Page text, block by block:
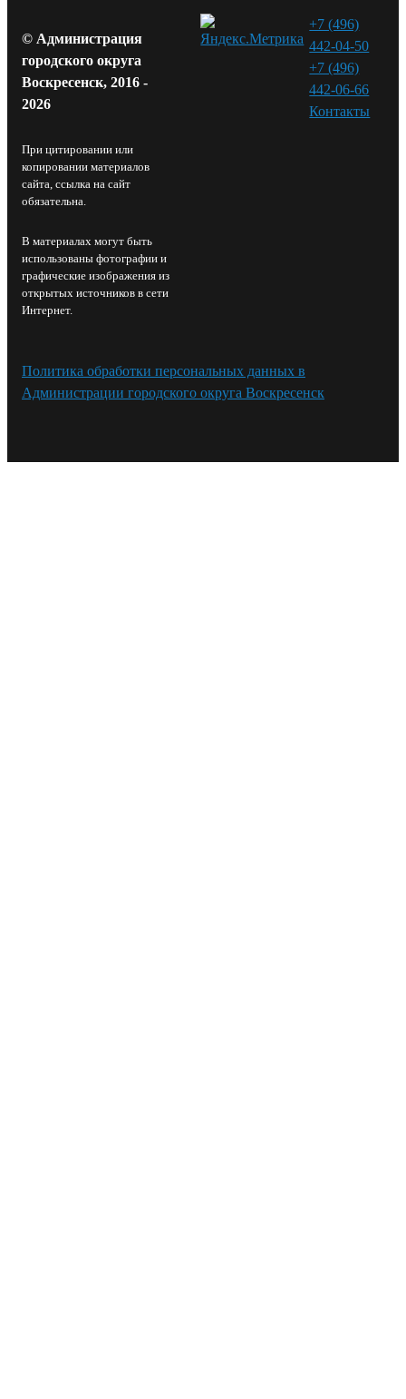
© Администрация
городского округа
Воскресенск, 2016 -
2026
При цитировании или
копировании материалов
сайта, ссылка на сайт
обязательна.
В материалах могут быть
использованы фотографии и
графические изображения из
открытых источников в сети
Интернет.
+7 (496)
442-04-50
+7 (496)
442-06-66
Контакты⁠
Политика обработки персональных данных в
Администрации городского округа Воскресенск